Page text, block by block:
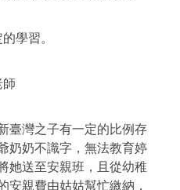
學習。
師
灣之子有一定的比例存
奶奶不識字，無法教育婷
她送至安親班，且從幼稚
安親費由姑姑幫忙繳納，